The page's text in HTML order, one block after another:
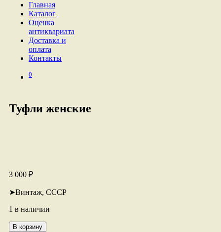
Главная
Каталог
Оценка
антиквариата
Доставка и
оплата
Контакты
0
Туфли женские
3 000 ₽
➤Винтаж, СССР
1 в наличии
Количество
В корзину